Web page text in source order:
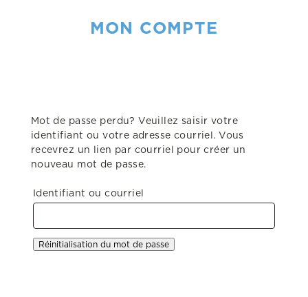
MON COMPTE
Mot de passe perdu? Veuillez saisir votre
identifiant ou votre adresse courriel. Vous
recevrez un lien par courriel pour créer un
nouveau mot de passe.
Identifiant ou courriel
Réinitialisation du mot de passe